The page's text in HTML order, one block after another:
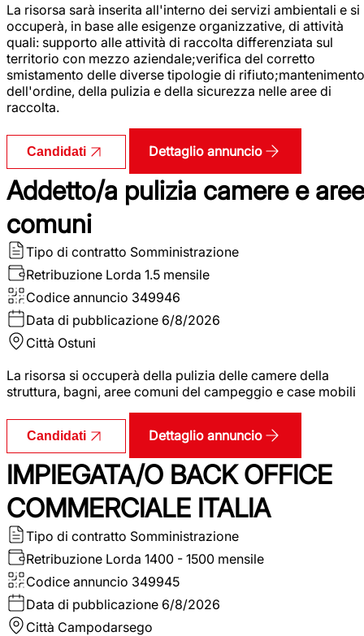
La risorsa sarà inserita all'interno dei servizi ambientali e si
occuperà, in base alle esigenze organizzative, di attività
quali: supporto alle attività di raccolta differenziata sul
territorio con mezzo aziendale;verifica del corretto
smistamento delle diverse tipologie di rifiuto;mantenimento
dell'ordine, della pulizia e della sicurezza nelle aree di
raccolta.
Candidati Dettaglio annuncio
Addetto/a pulizia camere e aree
comuni
Tipo di contratto Somministrazione
Retribuzione Lorda 1.5 mensile
Codice annuncio 349946
Data di pubblicazione 6/8/2026
Città Ostuni
La risorsa si occuperà della pulizia delle camere della
struttura, bagni, aree comuni del campeggio e case mobili
Candidati Dettaglio annuncio
IMPIEGATA/O BACK OFFICE
COMMERCIALE ITALIA
Tipo di contratto Somministrazione
Retribuzione Lorda 1400 - 1500 mensile
Codice annuncio 349945
Data di pubblicazione 6/8/2026
Città Campodarsego